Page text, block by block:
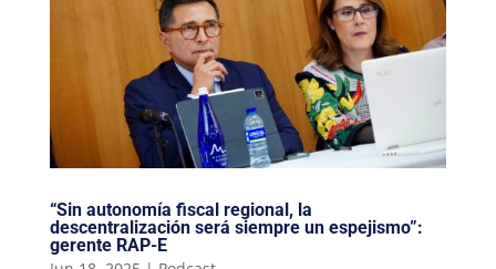
“Sin autonomía fiscal regional, la
descentralización será siempre un espejismo”:
gerente RAP-E